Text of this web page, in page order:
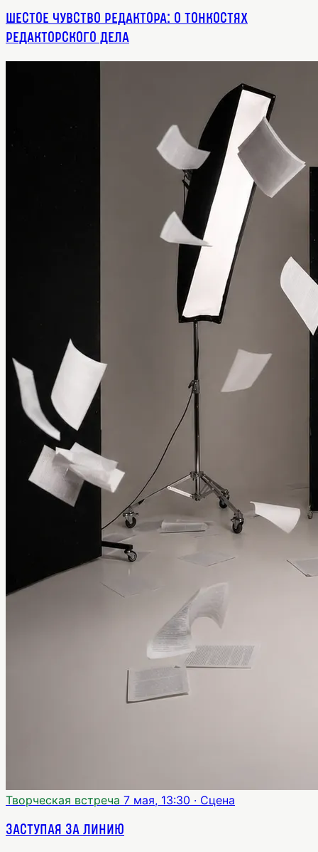
Шестое чувство редактора: о тонкостях
редакторского дела
Творческая встреча 7 мая, 13:30 · Сцена
Заступая за линию